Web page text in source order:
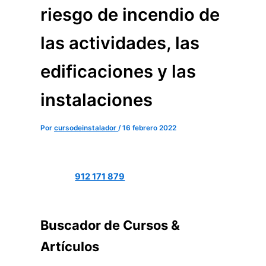
riesgo de incendio de
las actividades, las
edificaciones y las
instalaciones
Por cursodeinstalador /16 febrero 2022
912 171 879
Buscador de Cursos &
Artículos